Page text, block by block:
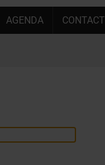
AGENDA CONTACT